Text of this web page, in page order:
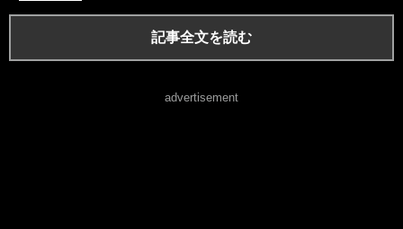
記事全文を読む
advertisement